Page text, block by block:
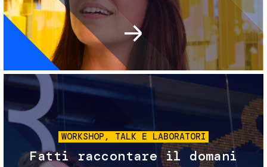
Immagine
WORKSHOP, TALK E LABORATORI
Fatti raccontare il domani